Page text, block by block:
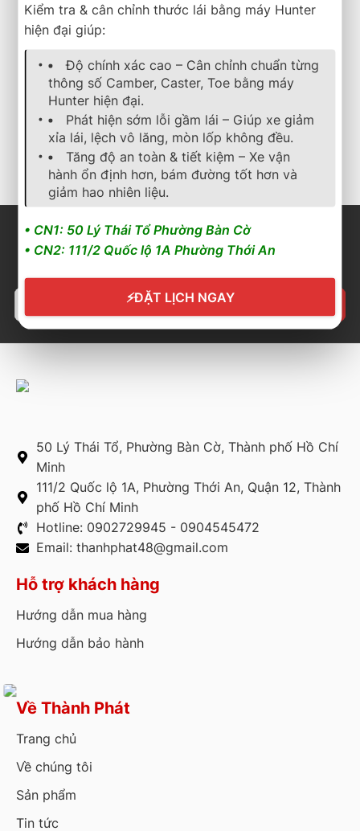
Sản phẩm tương tự
lốp xe,bridgestone, dualer
3.400.000₫
Cần nhận báo giá mới
nhất? Nhấn vào đây để
trao đổi ngay
SOLD OUT
lốp xe, bridgestone
2.667.600₫
Cần nhận báo giá mới
nhất? Nhấn vào đây để
trao đổi ngay
Kiểm tra & cân chỉnh thước lái bằng máy Hunter
hiện đại giúp:
Độ chính xác cao – Cân chỉnh chuẩn từng
thông số Camber, Caster, Toe bằng máy
Hunter hiện đại.
Phát hiện sớm lỗi gầm lái – Giúp xe giảm
xỉa lái, lệch vô lăng, mòn lốp không đều.
Tăng độ an toàn & tiết kiệm – Xe vận
hành ổn định hơn, bám đường tốt hơn và
giảm hao nhiên liệu.
• CN1: 50 Lý Thái Tổ Phường Bàn Cờ
• CN2: 111/2 Quốc lộ 1A Phường Thới An
⚡ĐẶT LỊCH NGAY
50 Lý Thái Tổ, Phường Bàn Cờ, Thành phố Hồ Chí
Minh
111/2 Quốc lộ 1A, Phường Thới An, Quận 12, Thành
phố Hồ Chí Minh
Hotline: 0902729945 - 0904545472
Email: thanhphat48@gmail.com
Hỗ trợ khách hàng
Hướng dẫn mua hàng
Hướng dẫn bảo hành
Về Thành Phát
Trang chủ
Về chúng tôi
Sản phẩm
Tin tức